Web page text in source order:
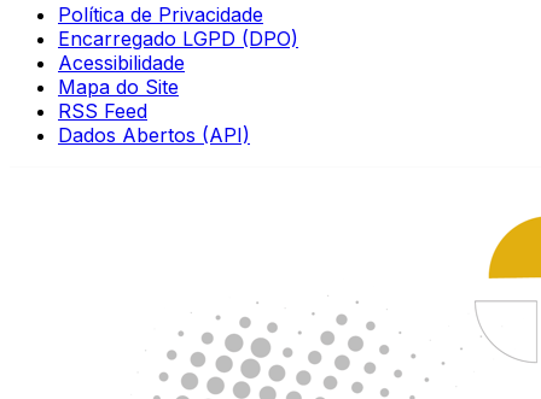
Política de Privacidade
Encarregado LGPD (DPO)
Acessibilidade
Mapa do Site
RSS Feed
Dados Abertos (API)